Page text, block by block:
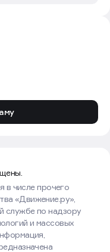
в числе прочего
«Движение.ру»,
службе по надзору
и массовых